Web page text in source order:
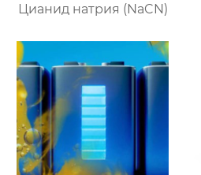
Цианид натрия (NaCN)